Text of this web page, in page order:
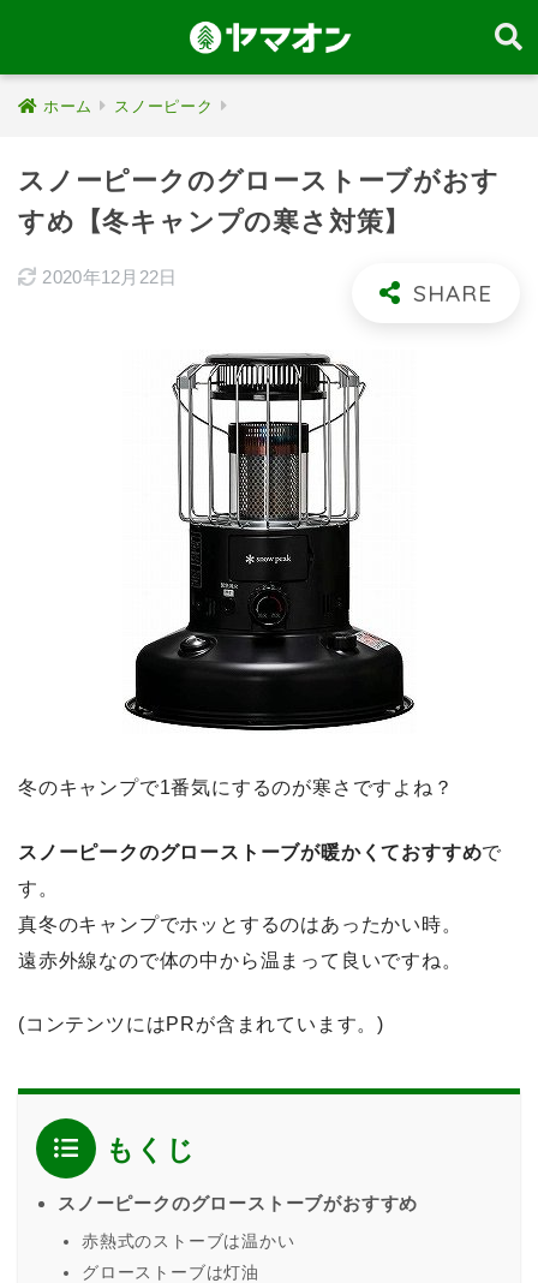
ホーム スノーピーク
スノーピークのグローストーブがおす
すめ【冬キャンプの寒さ対策】
2020年12月22日
冬のキャンプで1番気にするのが寒さですよね？
スノーピークのグローストーブが暖かくておすすめで
す。
真冬のキャンプでホッとするのはあったかい時。
遠赤外線なので体の中から温まって良いですね。
(コンテンツにはPRが含まれています。)
もくじ
スノーピークのグローストーブがおすすめ
赤熱式のストーブは温かい
グローストーブは灯油